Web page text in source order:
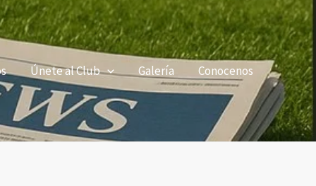
Únete al Club Galería Conocenos